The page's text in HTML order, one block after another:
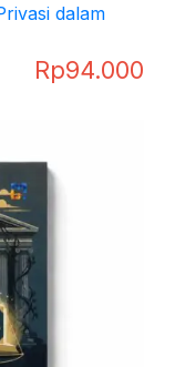
dalam
Rp94.000